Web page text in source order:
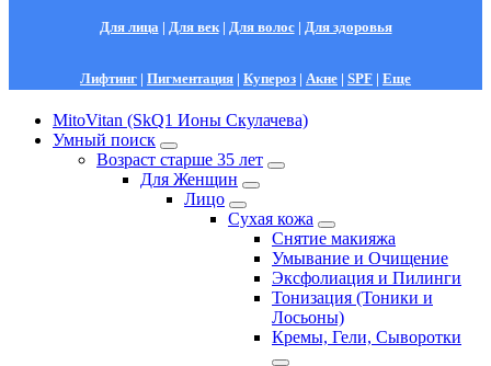
Для лица | Для век| Для волос| Для здоровья
Лифтинг | Пигментация | Купероз | Акне | SPF | Еще
MitoVitan (SkQ1 Ионы Скулачева)
Умный поиск
Возраст старше 35 лет
Для Женщин
Лицо
Сухая кожа
Снятие макияжа
Умывание и Очищение
Эксфолиация и Пилинги
Тонизация (Тоники и
Лосьоны)
Кремы, Гели, Сыворотки